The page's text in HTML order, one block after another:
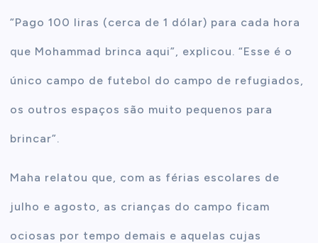
“Pago 100 liras (cerca de 1 dólar) para cada hora
que Mohammad brinca aqui”, explicou. “Esse é o
único campo de futebol do campo de refugiados,
os outros espaços são muito pequenos para
brincar”.
Maha relatou que, com as férias escolares de
julho e agosto, as crianças do campo ficam
ociosas por tempo demais e aquelas cujas